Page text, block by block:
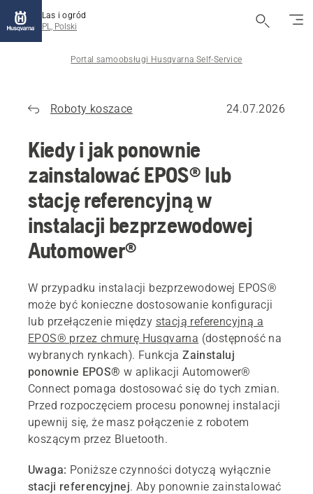
Las i ogród
PL, Polski
Portal samoobsługi Husqvarna Self-Service
Roboty koszace 24.07.2026
Kiedy i jak ponownie
zainstalować EPOS® lub
stację referencyjną w
instalacji bezprzewodowej
Automower®
W przypadku instalacji bezprzewodowej EPOS®
może być konieczne dostosowanie konfiguracji
lub przełączenie między stacją referencyjną a
EPOS® przez chmurę Husqvarna (dostępność na
wybranych rynkach). FunkcjaZainstaluj
ponownie EPOS® w aplikacji Automower®
Connect pomaga dostosować się do tych zmian.
Przed rozpoczęciem procesu ponownej instalacji
upewnij się, że masz połączenie z robotem
koszącym przez Bluetooth.
Uwaga: Poniższe czynności dotyczą wyłącznie
stacji referencyjnej. Aby ponownie zainstalować